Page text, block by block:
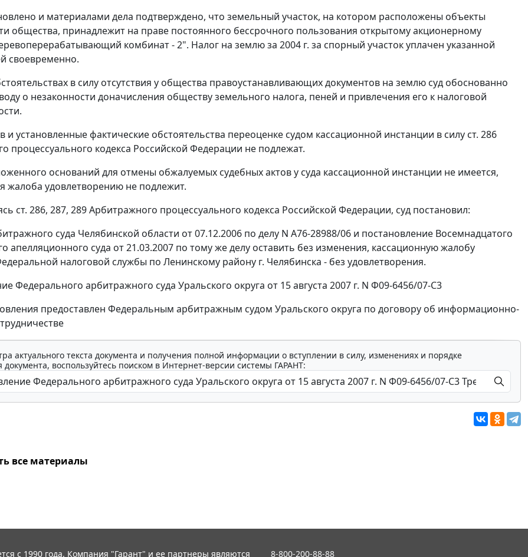
и материалами дела подтверждено, что земельный участок, на котором расположены объекты
общества, принадлежит на праве постоянного бессрочного пользования открытому акционерному
комбинат - 2". Налог на землю за 2004 г. за спорный участок уплачен указанной
своевременно.
в силу отсутствия у общества правоустанавливающих документов на землю суд обоснованно
о незаконности доначисления обществу земельного налога, пеней и привлечения его к налоговой
и установленные фактические обстоятельства переоценке судом кассационной инстанции в силу ст. 286
процессуального кодекса Российской Федерации не подлежат.
оснований для отмены обжалуемых судебных актов у суда кассационной инстанции не имеется,
жалоба удовлетворению не подлежит.
ст. 286, 287, 289 Арбитражного процессуального кодекса Российской Федерации, суд постановил:
суда Челябинской области от 07.12.2006 по делу N А76-28988/06 и постановление Восемнадцатого
апелляционного суда от 21.03.2007 по тому же делу оставить без изменения, кассационную жалобу
налоговой службы по Ленинскому району г. Челябинска - без удовлетворения.
Федерального арбитражного суда Уральского округа от 15 августа 2007 г. N Ф09-6456/07-С3
предоставлен Федеральным арбитражным судом Уральского округа по договору об информационно-
актуального текста документа и получения полной информации о вступлении в силу, изменениях и порядке
воспользуйтесь поиском в Интернет-версии системы ГАРАНТ:
все материалы
с 1990 года. Компания "Гарант" и ее партнеры являются 8-800-200-88-88